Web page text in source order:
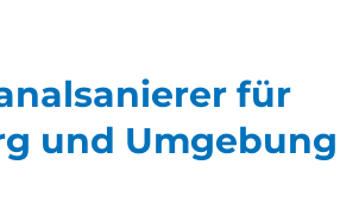
für
und Umgebung